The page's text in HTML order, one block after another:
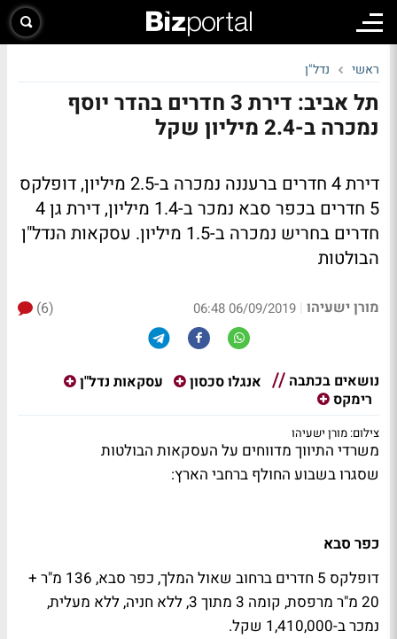
ראשי נדל"ן
תל אביב: דירת 3 חדרים בהדר יוסף
נמכרה ב-2.4 מיליון שקל
דירת 4 חדרים ברעננה נמכרה ב-2.5 מיליון, דופלקס
5 חדרים בכפר סבא נמכר ב-1.4 מיליון, דירת גן 4
חדרים בחריש נמכרה ב-1.5 מיליון. עסקאות הנדל"ן
הבולטות
מורן ישעיהו |
06/09/2019 06:48
(6)
נושאים בכתבה אנגלו סכסון
עסקאות נדל"ן
רימקס
צילום: מורן ישעיהו
משרדי התיווך מדווחים על העסקאות הבולטות
שסגרו בשבוע החולף ברחבי הארץ:
כפר סבא
דופלקס 5 חדרים ברחוב שאול המלך, כפר סבא, 136 מ"ר +
20 מ"ר מרפסת, קומה 3 מתוך 3, ללא חניה, ללא מעלית,
נמכר ב-1,410,000 שקל.